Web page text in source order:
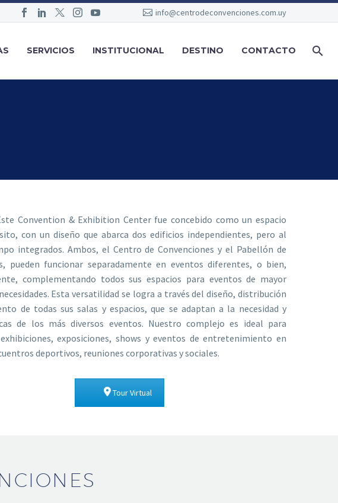
info@centrodeconvenciones.com.uy
SERVICIOS INSTITUCIONAL DESTINO CONTACTO
Convention & Exhibition Center fue concebido como un espacio
con un diseño que abarca dos edificios independientes, pero al
integrados. Ambos, el Centro de Convenciones y el Pabellón de
pueden funcionar separadamente en eventos diferentes, o bien,
complementando todos sus espacios para eventos de mayor
Esta versatilidad se logra a través del diseño, distribución
de todas sus salas y espacios, que se adaptan a la necesidad y
de los más diversos eventos. Nuestro complejo es ideal para
exposiciones, shows y eventos de entretenimiento en
deportivos, reuniones corporativas y sociales.
Tour Virtual